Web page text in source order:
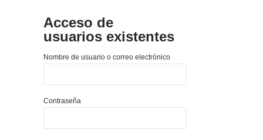
Acceso de
usuarios existentes
Nombre de usuario o correo electrónico
Contraseña